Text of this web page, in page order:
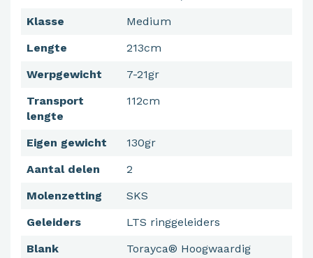
Klasse
Medium
Lengte
213cm
Werpgewicht
7-21gr
Transport
lengte
112cm
Eigen gewicht
130gr
Aantal delen
2
Molenzetting
SKS
Geleiders
LTS ringgeleiders
Blank
Torayca® Hoogwaardig